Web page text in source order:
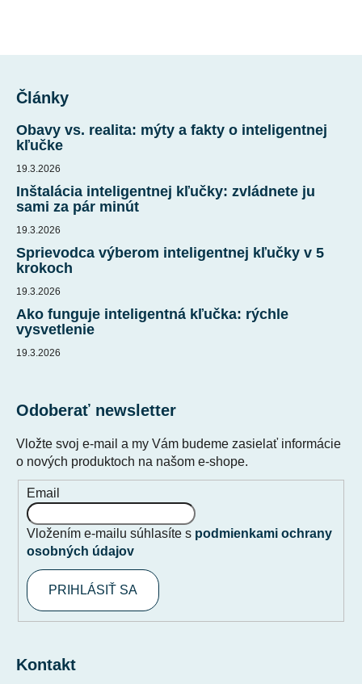
Články
Obavy vs. realita: mýty a fakty o inteligentnej
kľučke
19.3.2026
Inštalácia inteligentnej kľučky: zvládnete ju
sami za pár minút
19.3.2026
Sprievodca výberom inteligentnej kľučky v 5
krokoch
19.3.2026
Ako funguje inteligentná kľučka: rýchle
vysvetlenie
19.3.2026
Odoberať newsletter
Vložte svoj e-mail a my Vám budeme zasielať informácie
o nových produktoch na našom e-shope.
Email
Vložením e-mailu súhlasíte s podmienkami ochrany
osobných údajov
PRIHLÁSIŤ SA
Kontakt